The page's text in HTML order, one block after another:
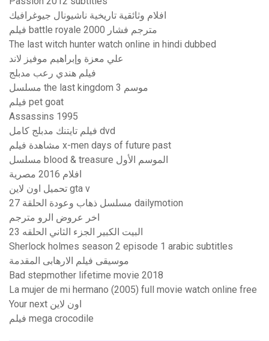
افلام وثائقية تاريخية ناشيونال جيوغرافيك
فيلم battle royale 2000 مترجم فشار
The last witch hunter watch online in hindi dubbed
علي معزة وإبراهيم موفيز لاند
فيلم هندي رعب مدبلج
مسلسل the last kingdom موسم 3
فيلم pet goat
Assassins 1995
فيلم تايتنك مدبلج كامل dvd
مشاهدة فيلم x-men days of future past
مسلسل blood & treasure الموسم الأول
افلام 2016 مصرية
تحميل اون لاين gta v
مسلسل ذهاب وعودة الحلقة 27 dailymotion
اخر عروض الرو مترجم
البيت الكبير الجزء الثاني الحلقه 23
Sherlock holmes season 2 episode 1 arabic subtitles
موسيقى فيلم الارهابى المقدمة
Bad stepmother lifetime movie 2018
La mujer de mi hermano (2005) full movie watch online free
Your next اون لاين
فيلم mega crocodile